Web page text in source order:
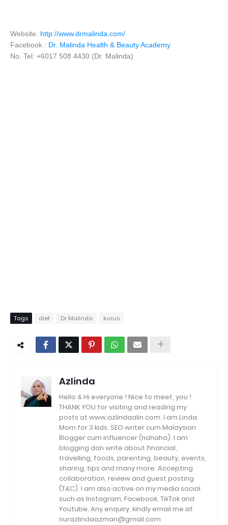
Website: http://www.drmalinda.com/
Facebook : Dr. Malinda Health & Beauty Academy
No. Tel: +6017 508 4430 (Dr. Malinda)
Tags diet Dr Malinda kurus
Azlinda
Hello & Hi everyone ! Nice to meet, you !
THANK YOU for visiting and reading my
posts at www.azlindaalin.com. I am Linda.
Mom for 3 kids. SEO writer cum Malaysian
Blogger cum influencer (hahaha). I am
blogging dan write about financial,
travelling, foods, parenting, beauty, events,
sharing, tips and many more. Accepting
collaboration, review and guest posting
(T&C). I am also active on my media social
such as Instagram, Facebook, TikTok and
Youtube. Any enquiry, kindly email me at
nurazlindaazman@gmail.com